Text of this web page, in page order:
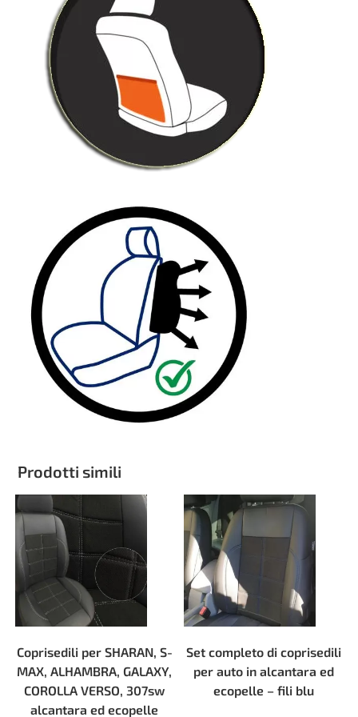
Prodotti simili
Coprisedili per SHARAN, S-
MAX, ALHAMBRA, GALAXY,
COROLLA VERSO, 307sw
alcantara ed ecopelle
Set completo di coprisedili
per auto in alcantara ed
ecopelle – fili blu